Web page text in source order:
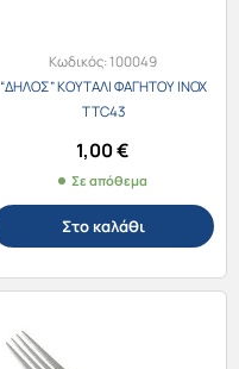
Κωδικός:100049
“ΔΗΛΟΣ” ΚΟΥΤΑΛΙ ΦΑΓΗΤΟΥ ΙΝΟΧ
TTC43
1,00€
Σε απόθεμα
Στο καλάθι